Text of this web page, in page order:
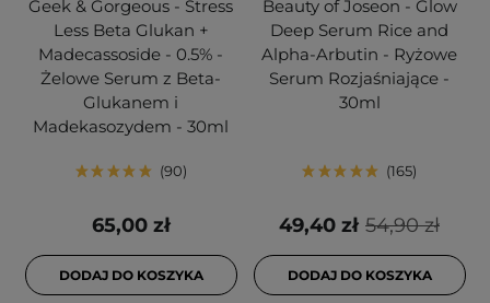
Geek & Gorgeous - Stress
Less Beta Glukan +
Madecassoside - 0.5% -
Żelowe Serum z Beta-
Glukanem i
Madekasozydem - 30ml
90
65,00 zł
DODAJ DO KOSZYKA
Beauty of Joseon - Glow
Deep Serum Rice and
Alpha-Arbutin - Ryżowe
Serum Rozjaśniające -
30ml
165
54,90 zł
49,40 zł
DODAJ DO KOSZYKA